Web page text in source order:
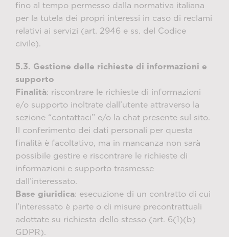
fino al tempo permesso dalla normativa italiana
per la tutela dei propri interessi in caso di reclami
relativi ai servizi (art. 2946 e ss. del Codice
civile).
5.3. Gestione delle richieste di informazioni e
supporto
Finalità: riscontrare le richieste di informazioni
e/o supporto inoltrate dall’utente attraverso la
sezione “contattaci” e/o la chat presente sul sito.
Il conferimento dei dati personali per questa
finalità è facoltativo, ma in mancanza non sarà
possibile gestire e riscontrare le richieste di
informazioni e supporto trasmesse
dall’interessato.
Base giuridica: esecuzione di un contratto di cui
l’interessato è parte o di misure precontrattuali
adottate su richiesta dello stesso (art. 6(1)(b)
GDPR).